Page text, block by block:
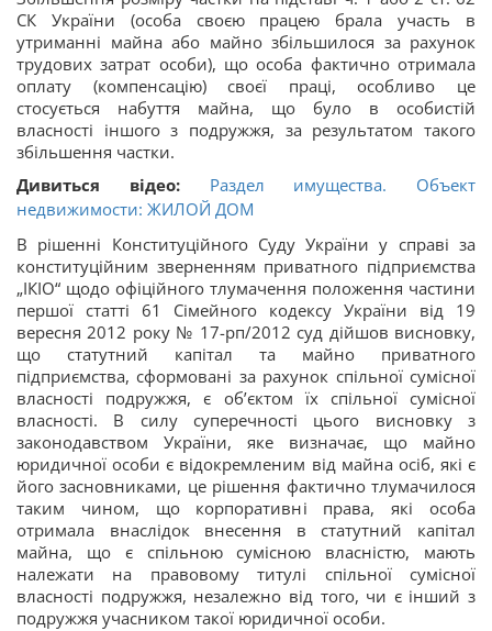
СК України (особа своєю працею брала участь в
утриманні майна або майно збільшилося за рахунок
трудових затрат особи), що особа фактично отримала
оплату (компенсацію) своєї праці, особливо це
стосується набуття майна, що було в особистій
власності іншого з подружжя, за результатом такого
збільшення частки.
Дивиться відео: Раздел имущества. Объект
недвижимости: ЖИЛОЙ ДОМ
В рішенні Конституційного Суду України у справі за
конституційним зверненням приватного підприємства
„ІКІО“ щодо офіційного тлумачення положення частини
першої статті 61 Сімейного кодексу України від 19
вересня 2012 року № 17-рп/2012 суд дійшов висновку,
що статутний капітал та майно приватного
підприємства, сформовані за рахунок спільної сумісної
власності подружжя, є об’єктом їх спільної сумісної
власності. В силу суперечності цього висновку з
законодавством України, яке визначає, що майно
юридичної особи є відокремленим від майна осіб, які є
його засновниками, це рішення фактично тлумачилося
таким чином, що корпоративні права, які особа
отримала внаслідок внесення в статутний капітал
майна, що є спільною сумісною власністю, мають
належати на правовому титулі спільної сумісної
власності подружжя, незалежно від того, чи є інший з
подружжя учасником такої юридичної особи.